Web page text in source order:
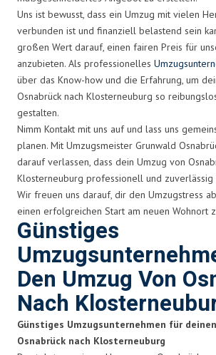
Uns ist bewusst, dass ein Umzug mit vielen
verbunden ist und finanziell belastend sein
großen Wert darauf, einen fairen Preis für
anzubieten. Als professionelles
über das Know-how und die Erfahrung, um
Osnabrück nach Klosterneuburg so
gestalten.
Nimm Kontakt mit uns auf und lass uns
planen. Mit Umzugsmeister Grunwald
darauf verlassen, dass dein Umzug von
Klosterneuburg professionell und
Wir freuen uns darauf, dir den Umzugstress
einen erfolgreichen Start am neuen Wohnort
Günstiges
Den Umzug Von
Nach
Günstiges Umzugsunternehmen für
Osnabrück nach Klosterneuburg